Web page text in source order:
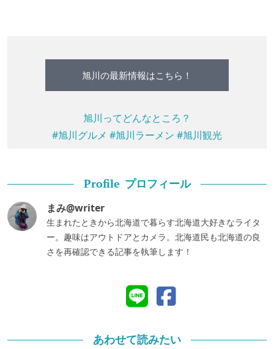
旭川の最新情報はこちら！
旭川ってどんなところ？
#旭川グルメ #旭川ラーメン #旭川観光
Profile プロフィール
まみ@writer
生まれたときから北海道で暮らす北海道大好きなライタ
ー。趣味はアウトドアとカメラ。北海道民も北海道の良
さを再確認できる記事を執筆します！
あわせて読みたい